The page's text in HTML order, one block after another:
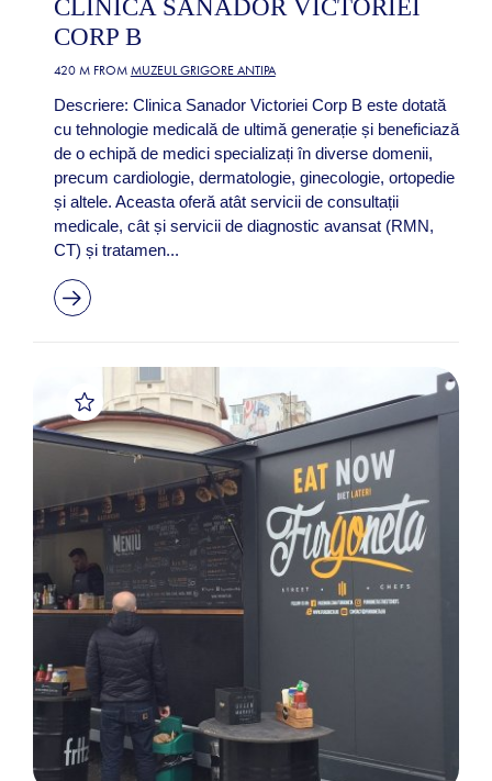
CLINICA SANADOR VICTORIEI
CORP B
420 M FROM MUZEUL GRIGORE ANTIPA
Descriere: Clinica Sanador Victoriei Corp B este dotată
cu tehnologie medicală de ultimă generație și beneficiază
de o echipă de medici specializați în diverse domenii,
precum cardiologie, dermatologie, ginecologie, ortopedie
și altele. Aceasta oferă atât servicii de consultații
medicale, cât și servicii de diagnostic avansat (RMN,
CT) și tratamen...